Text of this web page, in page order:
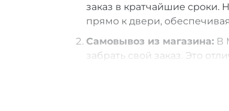
заказ в кратчайшие сроки.
прямо к двери,
Самовывоз из магазина: В
забрать свой заказ. Это